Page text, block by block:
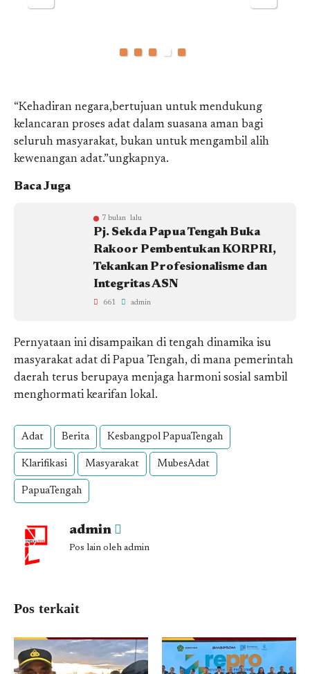
“Kehadiran negara,bertujuan untuk mendukung
kelancaran proses adat dalam suasana aman bagi
seluruh masyarakat, bukan untuk mengambil alih
kewenangan adat.”ungkapnya.
Baca Juga
7 bulan lalu
Pj. Sekda Papua Tengah Buka
Rakoor Pembentukan KORPRI,
Tekankan Profesionalisme dan
Integritas ASN
661 admin
Pernyataan ini disampaikan di tengah dinamika isu
masyarakat adat di Papua Tengah, di mana pemerintah
daerah terus berupaya menjaga harmoni sosial sambil
menghormati kearifan lokal.
Adat Berita Kesbangpol PapuaTengah
Klarifikasi Masyarakat MubesAdat
PapuaTengah
admin
Pos lain oleh admin
Pos terkait